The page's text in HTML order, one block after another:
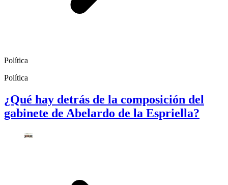
Política
Política
¿Qué hay detrás de la composición del
gabinete de Abelardo de la Espriella?